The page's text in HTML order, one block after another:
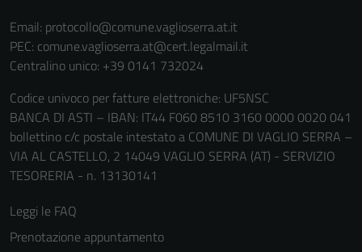
Email: protocollo@comune.vaglioserra.at.it
PEC: comune.vaglioserra.at@cert.legalmail.it
Centralino unico: +39 0141 732024
Codice univoco per fatture elettroniche: UF5NSC
BANCA DI ASTI – IBAN: IT44 F060 8510 3160 0000 0020 041
bollettino c/c postale intestato a COMUNE DI VAGLIO SERRA –
VIA AL CASTELLO, 2 14049 VAGLIO SERRA (AT) - SERVIZIO
TESORERIA - n. 13130141
Leggi le FAQ
Prenotazione appuntamento
Questi cookie
non raccolgono